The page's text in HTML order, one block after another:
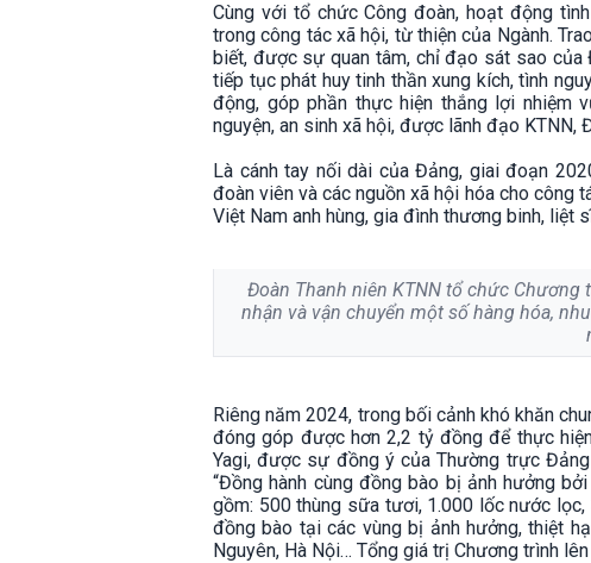
Cùng với tổ chức Công đoàn, hoạt động
trong công tác xã hội, từ thiện của Ngành.
biết, được sự quan tâm, chỉ đạo sát sao của
tiếp tục phát huy tinh thần xung kích, tình
động, góp phần thực hiện thắng lợi nhiệm
nguyện, an sinh xã hội, được lãnh đạo KTNN,
Là cánh tay nối dài của Đảng, giai đoạn
đoàn viên và các nguồn xã hội hóa cho công
Việt Nam anh hùng, gia đình thương binh, liệt
Đoàn Thanh niên KTNN tổ chức Chương
nhận và vận chuyển một số hàng hóa,
Riêng năm 2024, trong bối cảnh khó khăn
đóng góp được hơn 2,2 tỷ đồng để thực
Yagi, được sự đồng ý của Thường trực
“Đồng hành cùng đồng bào bị ảnh hưởng
gồm: 500 thùng sữa tươi, 1.000 lốc nước
đồng bào tại các vùng bị ảnh hưởng, thiệt
Nguyên, Hà Nội… Tổng giá trị Chương trình